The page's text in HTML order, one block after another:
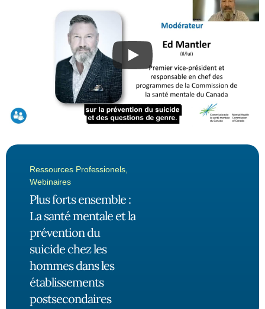
Ressources Professionels,
Webinaires
Plus forts ensemble :
La santé mentale et la
prévention du
suicide chez les
hommes dans les
établissements
postsecondaires